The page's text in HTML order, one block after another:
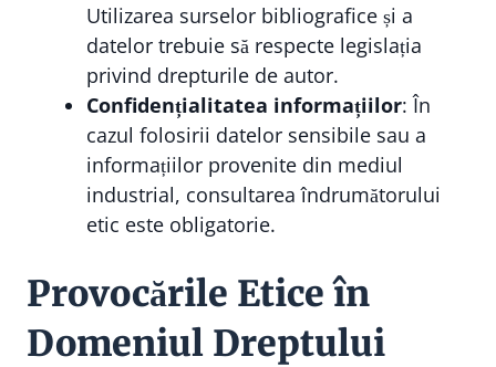
Utilizarea surselor bibliografice și a
datelor trebuie să respecte legislația
privind drepturile de autor.
Confidențialitatea informațiilor: În
cazul folosirii datelor sensibile sau a
informațiilor provenite din mediul
industrial, consultarea îndrumătorului
etic este obligatorie.
Provocările Etice în
Domeniul Dreptului